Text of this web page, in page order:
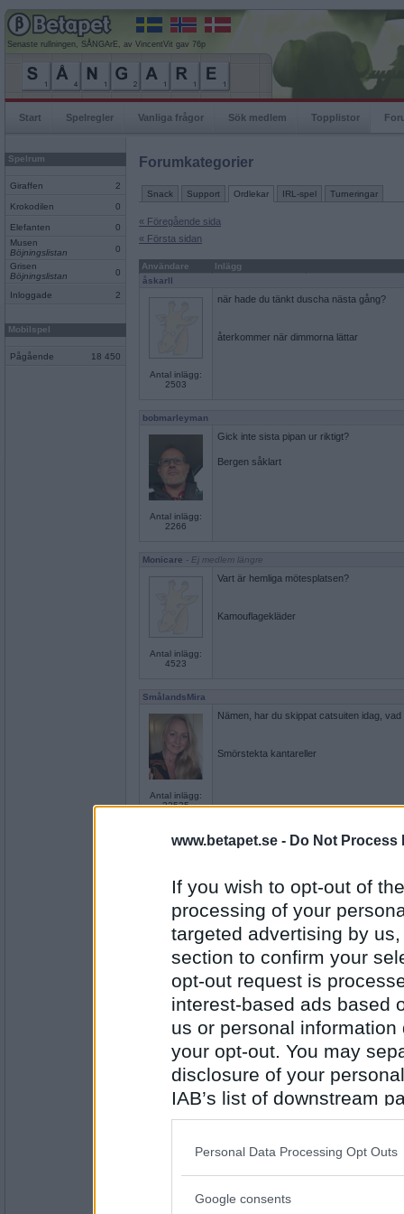
www.betapet.se - Do Not Process
If you wish to opt-out of
processing of your
targeted advertising by
section to confirm your
opt-out request is
interest-based ads based
us or personal
your opt-out. You may
disclosure of your
IAB’s list of downstream
also be disclosed by us
Downstream Participants
Please note that this
Personal Data Processing Opt Outs
Google consents
Senaste rullningen, SÅNGArE, av VincentVit gav 76p
Start Spelregler Vanliga frågor Sök medlem Topplistor
Spelrum
Giraffen 2
Krokodilen 0
Elefanten
0
Musen
Böjningslistan
0
Grisen
Böjningslistan
0
Inloggade 2
Mobilspel
Pågående 18 450
Forumkategorier
Snack Support Ordlekar IRL-spel Turneringar
« Föregående sida
« Första sidan
Användare
Inlägg
åskarll
Antal inlägg:
2503
när hade du tänkt duscha nästa gång?
återkommer när dimmorna lättar
bobmarleyman
Antal inlägg:
2266
Gick inte sista pipan ur riktigt?
Bergen såklart
Monicare - Ej medlem längre
Antal inlägg:
4523
Vart är hemliga mötesplatsen?
Kamouflagekläder
SmålandsMira
Antal inlägg:
22535
Nämen, har du skippat catsuiten idag,
Smörstekta kantareller
Monicare- Ej medlem längre
Antal inlägg:
4523
Kanske en kokbok vore fint
Tessica
Antal inlägg:
Hörde jag rätt att du önskar dig en kobok?
Tittar du på kor i smyg du?
Ingen eld utan gök.
bobmarleyman